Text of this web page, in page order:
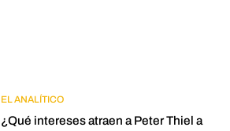
EL ANALÍTICO
¿Qué intereses atraen a Peter Thiel a